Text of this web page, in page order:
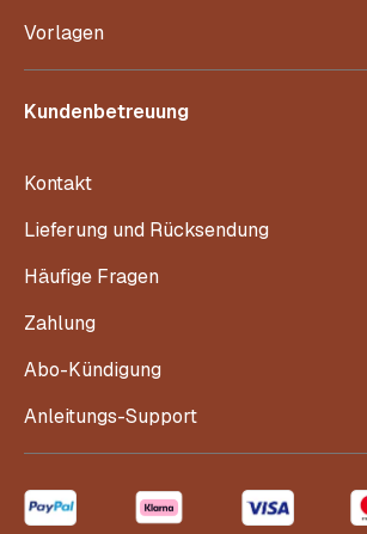
Vorlagen
Kundenbetreuung
Kontakt
Lieferung und Rücksendung
Häufige Fragen
Zahlung
Abo-Kündigung
Anleitungs-Support